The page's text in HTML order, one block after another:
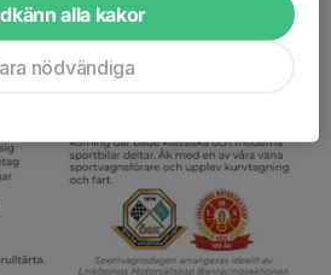
alla kakor
nödvändiga